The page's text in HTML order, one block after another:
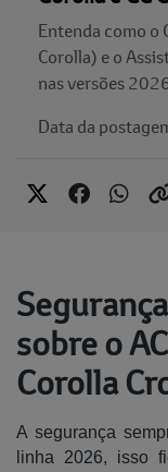
Entenda como o
Corolla) e o
nas versões
Data da
sobre o
Corolla
A segurança
linha 2026, isso